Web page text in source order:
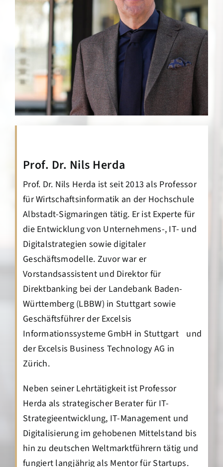
Prof. Dr. Nils Herda
Prof. Dr. Nils Herda ist seit 2013 als Professor
für Wirtschaftsinformatik an der Hochschule
Albstadt-Sigmaringen tätig. Er ist Experte für
die Entwicklung von Unternehmens-, IT- und
Digitalstrategien sowie digitaler
Geschäftsmodelle. Zuvor war er
Vorstandsassistent und Direktor für
Direktbanking bei der Landebank Baden-
Württemberg (LBBW) in Stuttgart sowie
Geschäftsführer der Excelsis
Informationssysteme GmbH in Stuttgart und
der Excelsis Business Technology AG in
Zürich.
Neben seiner Lehrtätigkeit ist Professor
Herda als strategischer Berater für IT-
Strategieentwicklung, IT-Management und
Digitalisierung im gehobenen Mittelstand bis
hin zu deutschen Weltmarktführern tätig und
fungiert langjährig als Mentor für Startups.